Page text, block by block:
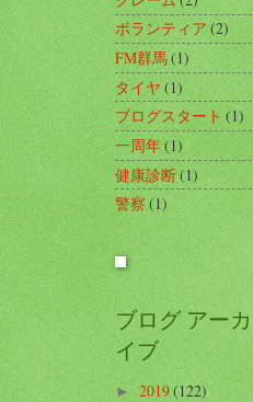
ボランティア(2)
FM群馬(1)
タイヤ(1)
ブログスタート(1)
一周年(1)
健康診断(1)
警察 (1)
ブログ アーカ
イブ
►2019(122)